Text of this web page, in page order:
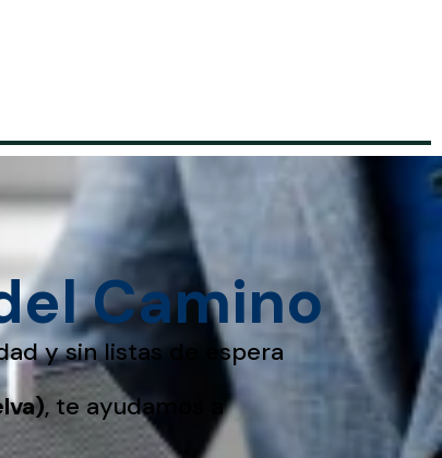
Camino
y sin listas de espera
, te ayudamos a